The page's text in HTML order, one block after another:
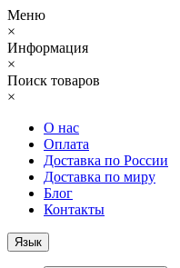
Меню
×
Информация
×
Поиск товаров
×
О нас
Оплата
Доставка по России
Доставка по миру
Блог
Контакты
Язык